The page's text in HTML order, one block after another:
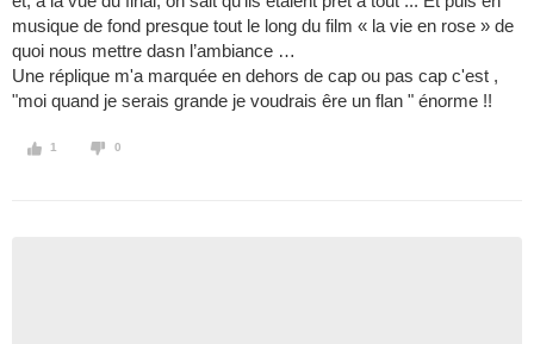
musique de fond presque tout le long du film « la vie en rose » de
quoi nous mettre dasn l’ambiance …
Une réplique m'a marquée en dehors de cap ou pas cap c'est ,
"moi quand je serais grande je voudrais êre un flan " énorme !!
1 0